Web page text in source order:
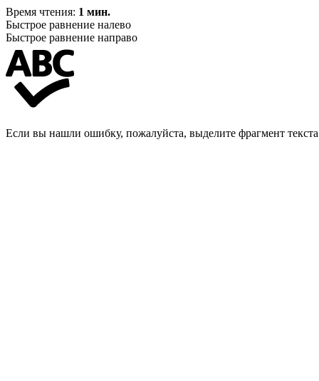
Время чтения: 1 мин.
Быстрое равнение налево
Быстрое равнение направо
Если вы нашли ошибку, пожалуйста, выделите фрагмент